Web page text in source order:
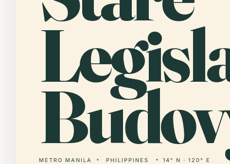
METRO MANILA PHILIPPINES 14° N · 120° E